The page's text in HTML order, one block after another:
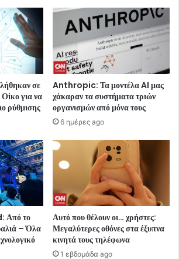
σε
για να
ρύθμισης
Anthropic: Τα μοντέλα AI μας
χάκαραν τα συστήματα τριών
οργανισμών από μόνα τους
6 ημέρες ago
Από το
– Όλα
Αυτό που θέλουν οι… χρήστες:
Μεγαλύτερες οθόνες στα έξυπνα
κινητά τους τηλέφωνα
1 εβδομάδα ago